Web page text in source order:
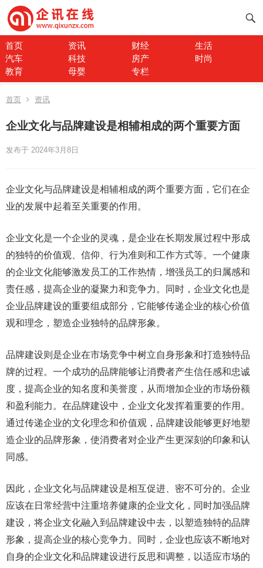
首页 资讯 财经
生活
汽车
科技 房产
时尚
教育
母婴 专栏
首页 资讯
企业文化与品牌建设是相辅相成的两个重要方面
发布于 2024年3月8日
企业文化与品牌建设是相辅相成的两个重要方面，它们在企
业的发展中起着至关重要的作用。
企业文化是一个企业的灵魂，是企业在长期发展过程中形成
的独特的价值观、信仰、行为准则和工作方式等。一个健康
的企业文化能够激发员工的工作热情，增强员工的归属感和
责任感，提高企业的凝聚力和竞争力。同时，企业文化也是
企业品牌建设的重要组成部分，它能够传递企业的核心价值
观和理念，塑造企业独特的品牌形象。
品牌建设则是企业在市场竞争中树立自身形象和打造独特品
牌的过程。一个成功的品牌能够让消费者产生信任感和忠诚
度，提高企业的知名度和美誉度，从而增加企业的市场份额
和盈利能力。在品牌建设中，企业文化发挥着重要的作用。
通过传递企业的文化理念和价值观，品牌建设能够更好地塑
造企业的品牌形象，使消费者对企业产生更深刻的印象和认
同感。
因此，企业文化与品牌建设是相互促进、密不可分的。企业
应该在日常经营中注重培养健康的企业文化，同时加强品牌
建设，将企业文化融入到品牌建设中去，以塑造独特的品牌
形象，提高企业的核心竞争力。同时，企业也应该不断地对
自身的企业文化和品牌建设进行反思和调整，以适应市场的